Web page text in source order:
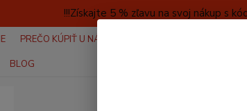
!!!Získajte 5 % zľavu na svoj nákup s
PREČO KÚPIŤ U NÁS?
BLOG